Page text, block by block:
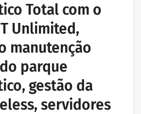
Total com o
Unlimited,
manutenção
parque
gestão da
servidores